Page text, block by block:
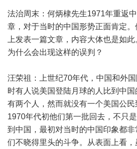
法治周末：何炳棣先生1971年重返
章，对于当时的中国形势正面肯定
上发表一篇文章，内容大体也是如
为什么会出现这样的误判？
汪荣祖：上世纪70年代，中国和外
时有人说美国登陆月球的人比到中
有两个人，然而就没有一个美国公
1970年代初他们第一批回去，不只
到中国，最初对当时的中国印象都
们不晓得里头的斗争。从表面上看